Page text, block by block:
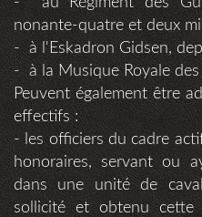
nonante-quatre et deux
- à l'Eskadron Gidsen,
- à la Musique Royale des
Peuvent également être
effectifs :
- les officiers du cadre
honoraires, servant ou
dans une unité de
sollicité et obtenu cette